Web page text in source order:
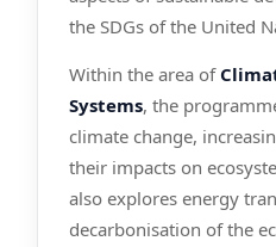
the SDGs of the United
Within the area of
Systems, the
climate change,
their impacts on
also explores energy
decarbonisation of the